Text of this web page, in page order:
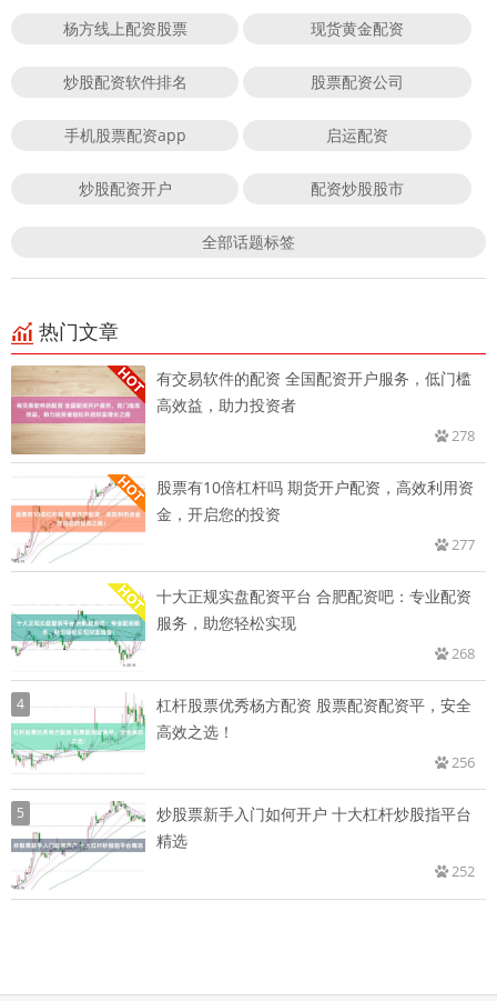
杨方线上配资股票 现货黄金配资
炒股配资软件排名 股票配资公司
手机股票配资app 启运配资
炒股配资开户 配资炒股股市
全部话题标签
热门文章
有交易软件的配资 全国配资开户服务，低门槛
高效益，助力投资者
278
股票有10倍杠杆吗 期货开户配资，高效利用资
金，开启您的投资
277
十大正规实盘配资平台 合肥配资吧：专业配资
服务，助您轻松实现
268
4
杠杆股票优秀杨方配资 股票配资配资平，安全
高效之选！
256
5
炒股票新手入门如何开户 十大杠杆炒股指平台
精选
252